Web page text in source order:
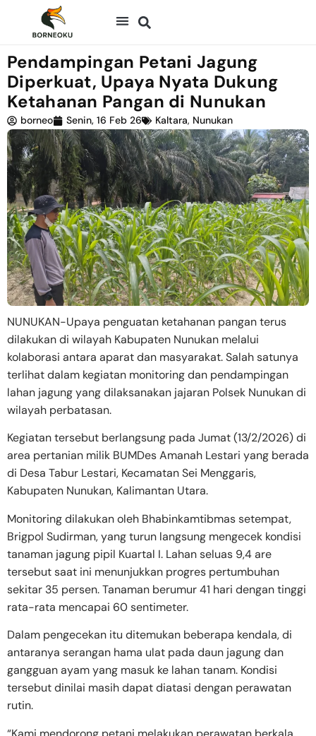
Pendampingan Petani Jagung
Diperkuat, Upaya Nyata Dukung
Ketahanan Pangan di Nunukan
borneo Senin, 16 Feb 26 Kaltara, Nunukan
NUNUKAN-Upaya penguatan ketahanan pangan terus
dilakukan di wilayah Kabupaten Nunukan melalui
kolaborasi antara aparat dan masyarakat. Salah satunya
terlihat dalam kegiatan monitoring dan pendampingan
lahan jagung yang dilaksanakan jajaran Polsek Nunukan di
wilayah perbatasan.
Kegiatan tersebut berlangsung pada Jumat (13/2/2026) di
area pertanian milik BUMDes Amanah Lestari yang berada
di Desa Tabur Lestari, Kecamatan Sei Menggaris,
Kabupaten Nunukan, Kalimantan Utara.
Monitoring dilakukan oleh Bhabinkamtibmas setempat,
Brigpol Sudirman, yang turun langsung mengecek kondisi
tanaman jagung pipil Kuartal I. Lahan seluas 9,4 are
tersebut saat ini menunjukkan progres pertumbuhan
sekitar 35 persen. Tanaman berumur 41 hari dengan tinggi
rata-rata mencapai 60 sentimeter.
Dalam pengecekan itu ditemukan beberapa kendala, di
antaranya serangan hama ulat pada daun jagung dan
gangguan ayam yang masuk ke lahan tanam. Kondisi
tersebut dinilai masih dapat diatasi dengan perawatan
rutin.